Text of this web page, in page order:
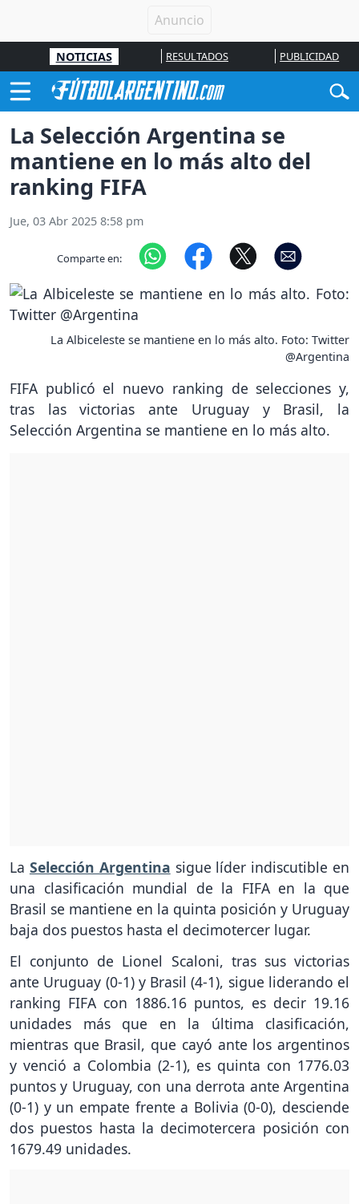
NOTICIAS RESULTADOS PUBLICIDAD
La Selección Argentina se
mantiene en lo más alto del
ranking FIFA
Jue, 03 Abr 2025 8:58 pm
Comparte en:
La Albiceleste se mantiene en lo más alto. Foto: Twitter
@Argentina
FIFA publicó el nuevo ranking de selecciones y,
tras las victorias ante Uruguay y Brasil, la
Selección Argentina se mantiene en lo más alto.
La Selección Argentina sigue líder indiscutible en
una clasificación mundial de la FIFA en la que
Brasil se mantiene en la quinta posición y Uruguay
baja dos puestos hasta el decimotercer lugar.
El conjunto de Lionel Scaloni, tras sus victorias
ante Uruguay (0-1) y Brasil (4-1), sigue liderando el
ranking FIFA con 1886.16 puntos, es decir 19.16
unidades más que en la última clasificación,
mientras que Brasil, que cayó ante los argentinos
y venció a Colombia (2-1), es quinta con 1776.03
puntos y Uruguay, con una derrota ante Argentina
(0-1) y un empate frente a Bolivia (0-0), desciende
dos puestos hasta la decimotercera posición con
1679.49 unidades.